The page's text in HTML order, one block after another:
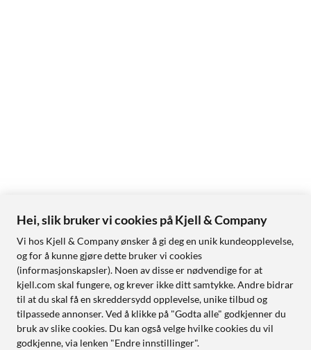
Hei, slik bruker vi cookies på Kjell & Company
Vi hos Kjell & Company ønsker å gi deg en unik kundeopplevelse,
og for å kunne gjøre dette bruker vi cookies
(informasjonskapsler). Noen av disse er nødvendige for at
kjell.com skal fungere, og krever ikke ditt samtykke. Andre bidrar
til at du skal få en skreddersydd opplevelse, unike tilbud og
tilpassede annonser. Ved å klikke på "Godta alle" godkjenner du
bruk av slike cookies. Du kan også velge hvilke cookies du vil
godkjenne, via lenken "Endre innstillinger".